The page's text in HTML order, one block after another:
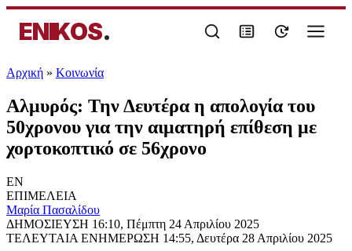
ENIKOS.
Αρχική » Κοινωνία
Αλμυρός: Την Δευτέρα η απολογία του
50χρονου για την αιματηρή επίθεση με
χορτοκοπτικό σε 56χρονο
EN
ΕΠΙΜΕΛΕΙΑ
Μαρία Πασαλίδου
ΔΗΜΟΣΙΕΥΣΗ 16:10, Πέμπτη 24 Απριλίου 2025
ΤΕΛΕΥΤΑΙΑ ΕΝΗΜΕΡΩΣΗ 14:55, Δευτέρα 28 Απριλίου 2025